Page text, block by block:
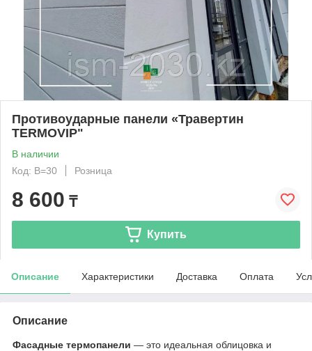
Противоударные панели «Травертин
ТERMOVIP"
В наличии
Код: В=30
Розница
8 600 ₸
Купить
Описание Характеристики Доставка Оплата
Описание
Фасадные термопанели — это идеальная облицовка и